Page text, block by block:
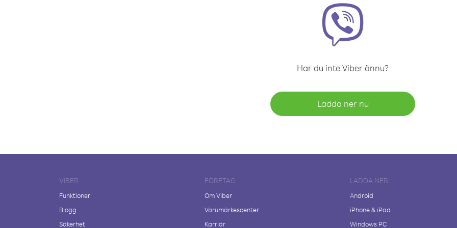
Har du inte Viber ännu?
Ladda ner nu
VIBER
Funktioner
Blogg
Säkerhet
FÖRETAG
Om Viber
Varumärkescenter
Karriär
LADDA NER
Android
iPhone & iPad
Windows PC